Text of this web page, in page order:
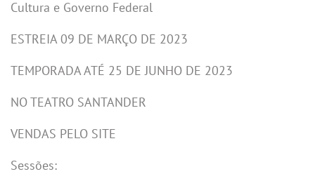
Cultura e Governo Federal
ESTREIA 09 DE MARÇO DE 2023
TEMPORADA ATÉ 25 DE JUNHO DE 2023
NO TEATRO SANTANDER
VENDAS PELO SITE
Sessões: